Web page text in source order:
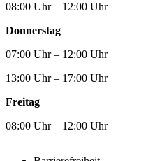
08:00 Uhr – 12:00 Uhr
Donnerstag
07:00 Uhr – 12:00 Uhr
13:00 Uhr – 17:00 Uhr
Freitag
08:00 Uhr – 12:00 Uhr